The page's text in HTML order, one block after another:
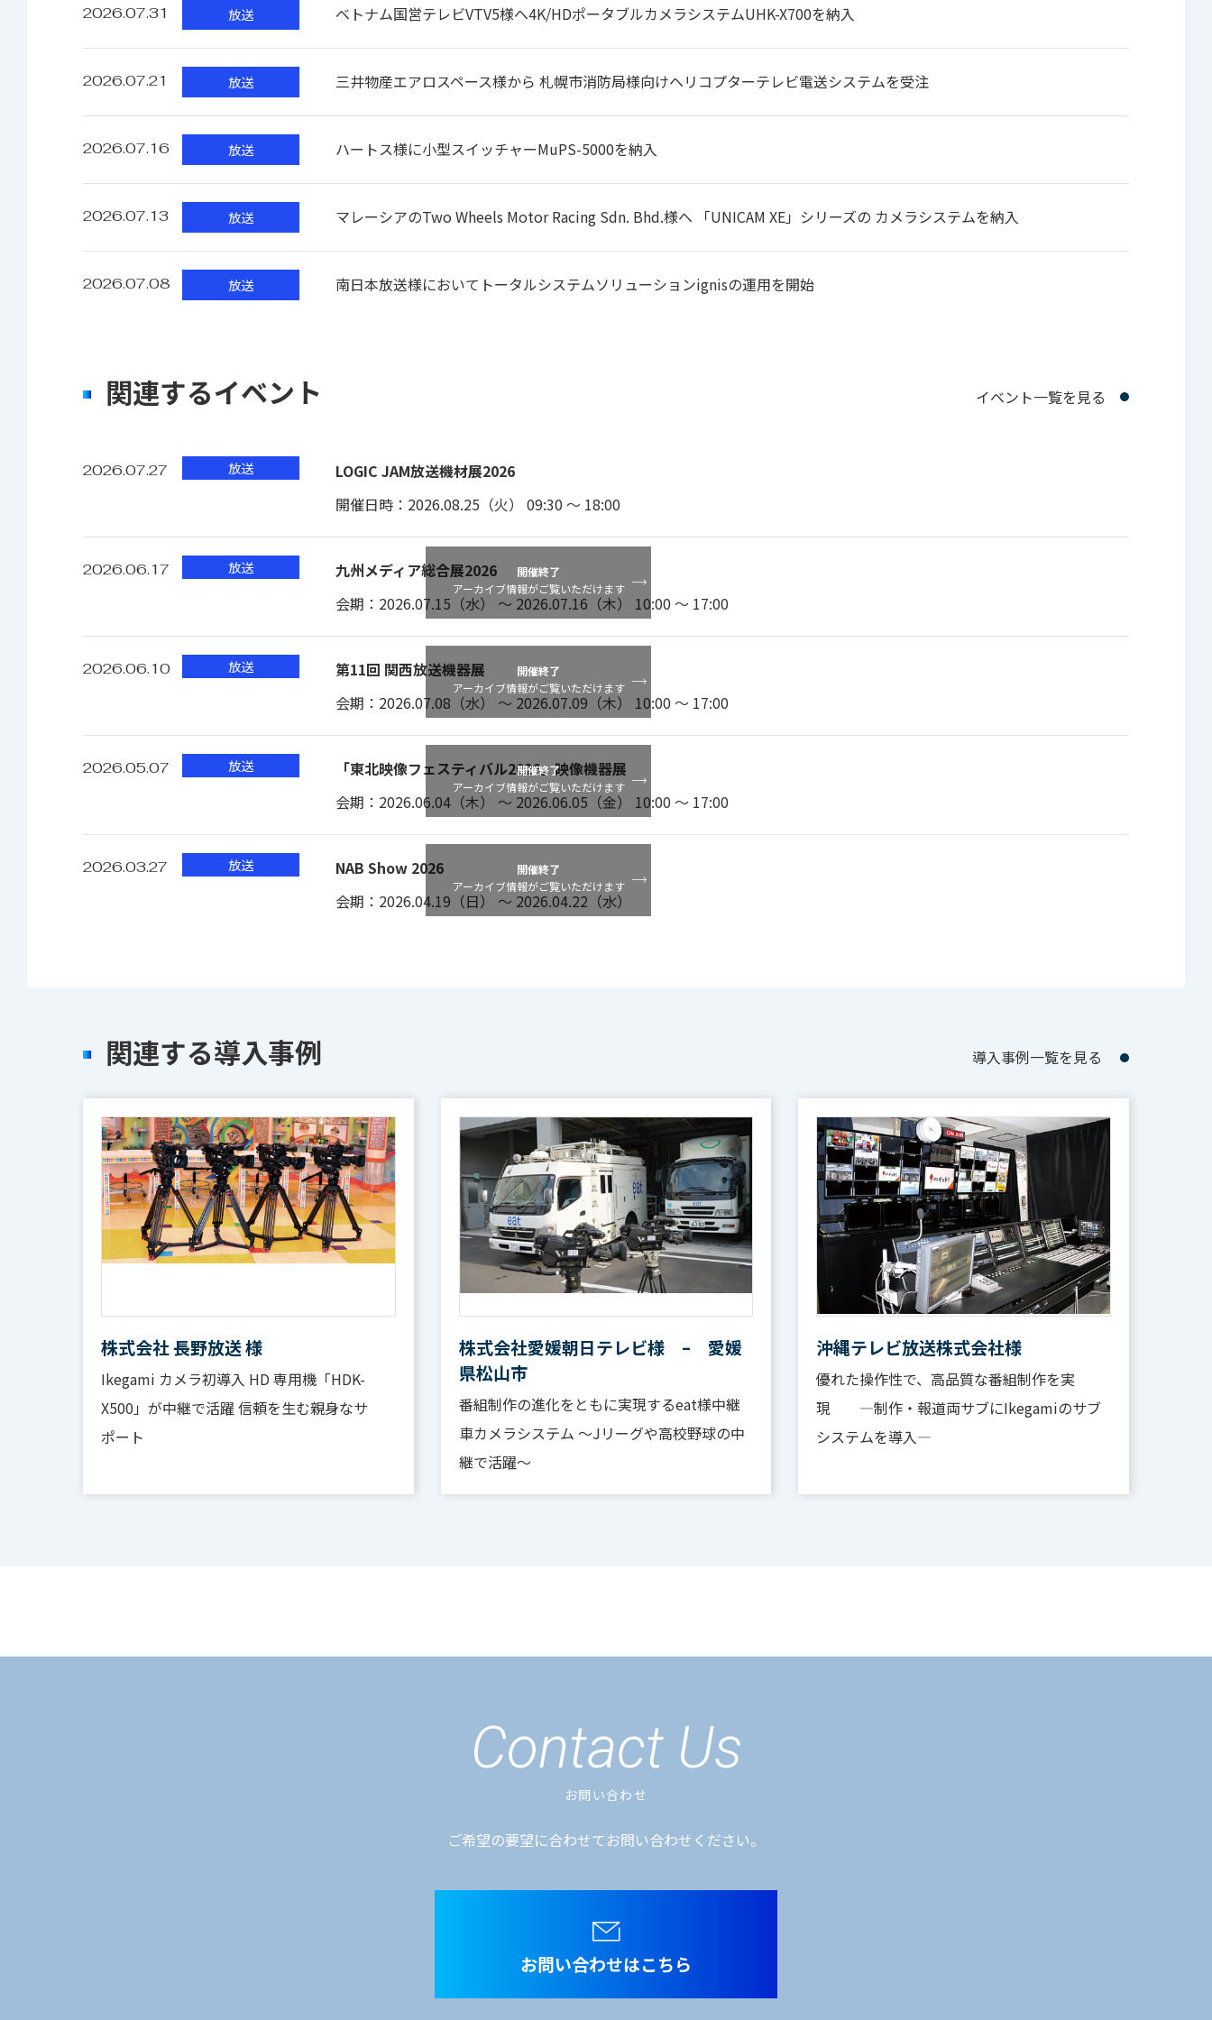
【 連携オプション 】 支援システムやアーカイブライブラリーシステム、OTC等との連携も可能。
素材登録機能
テープのバッチキャプチャーが可能
登録素材の追っかけ再生が可能
サーバ内の複数素材を一本化してメディアに書き出し
素材のメタデータをライブラリーデータとして扱うことが可能（アーカイブへ）
素材検索アプリケーション
ノンリニア編集機にドラッグ＆ドロップで素材登録
送出制御アプリケーション
上位システムで作成したプレイリストを表示
2026.07.31 放送 ベトナム国営テレビVTV5様へ4K/HDポータブルカメラシステムUHK-X700を納入
2026.07.21 放送 三井物産エアロスペース様から 札幌市消防局様向けヘリコプターテレビ電送システムを受注
2026.07.16 放送 ハートス様に小型スイッチャーMuPS-5000を納入
2026.07.13 放送 マレーシアのTwo Wheels Motor Racing Sdn. Bhd.様へ 「UNICAM XE」シリーズの カメラシステムを納入
2026.07.08 放送 南日本放送様においてトータルシステムソリューションignisの運用を開始
関連するイベント
2026.07.27 放送
LOGIC JAM放送機材展2026
開催日時：2026.08.25（火） 09:30 ～ 18:00
2026.06.17 放送
九州メディア総合展2026
会期：2026.07.15（水） ～ 2026.07.16（木） 10:00 ～ 17:00
開催終了
アーカイブ情報がご覧いただけます
2026.06.10 放送
第11回 関西放送機器展
会期：2026.07.08（水） ～ 2026.07.09（木） 10:00 ～ 17:00
開催終了
アーカイブ情報がご覧いただけます
2026.05.07 放送
「東北映像フェスティバル2026」映像機器展
会期：2026.06.04（木） ～ 2026.06.05（金） 10:00 ～ 17:00
開催終了
アーカイブ情報がご覧いただけます
2026.03.27 放送
NAB Show 2026
会期：2026.04.19（日） ～ 2026.04.22（水）
開催終了
アーカイブ情報がご覧いただけます
イベント一覧を見る
関連する導入事例 導入事例一覧を見る
株式会社 長野放送 様
Ikegami カメラ初導⼊ HD 専⽤機「HDK-
X500」が中継で活躍 信頼を⽣む親⾝なサ
ポート
株式会社愛媛朝日テレビ様 – 愛媛
県松山市
番組制作の進化をともに実現するeat様中継
車カメラシステム ～Jリーグや高校野球の中
継で活躍～
沖縄テレビ放送株式会社様
優れた操作性で、高品質な番組制作を実
現 ―制作・報道両サブにIkegamiのサブ
システムを導入―
Contact Us
お問い合わせ
ご希望の要望に合わせてお問い合わせください。
お問い合わせはこちら